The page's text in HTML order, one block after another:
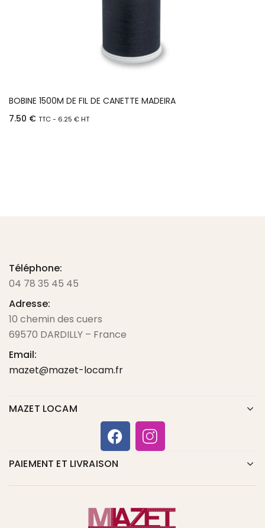
BOBINE 1500M DE FIL DE CANETTE MADEIRA
7.50 € TTC - 6.25 €HT
Téléphone:
04 78 35 45 45
Adresse:
10 chemin des cuers
69570 DARDILLY – France
Email:
mazet@mazet-locam.fr
MAZET LOCAM
PAIEMENT ET LIVRAISON